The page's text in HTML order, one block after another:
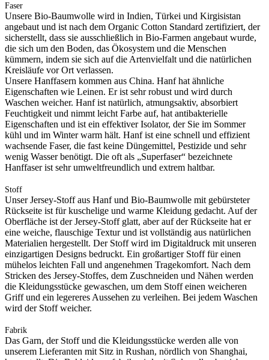
Faser
Unsere Bio-Baumwolle wird in Indien, Türkei und Kirgisistan
angebaut und ist nach dem Organic Cotton Standard zertifiziert, der
sicherstellt, dass sie ausschließlich in Bio-Farmen angebaut wurde,
die sich um den Boden, das Ökosystem und die Menschen
kümmern, indem sie sich auf die Artenvielfalt und die natürlichen
Kreisläufe vor Ort verlassen.
Unsere Hanffasern kommen aus China. Hanf hat ähnliche
Eigenschaften wie Leinen. Er ist sehr robust und wird durch
Waschen weicher. Hanf ist natürlich, atmungsaktiv, absorbiert
Feuchtigkeit und nimmt leicht Farbe auf, hat antibakterielle
Eigenschaften und ist ein effektiver Isolator, der Sie im Sommer
kühl und im Winter warm hält. Hanf ist eine schnell und effizient
wachsende Faser, die fast keine Düngemittel, Pestizide und sehr
wenig Wasser benötigt. Die oft als „Superfaser“ bezeichnete
Hanffaser ist sehr umweltfreundlich und extrem haltbar.
Stoff
Unser Jersey-Stoff aus Hanf und Bio-Baumwolle mit gebürsteter
Rückseite ist für kuschelige und warme Kleidung gedacht. Auf der
Oberfläche ist der Jersey-Stoff glatt, aber auf der Rückseite hat er
eine weiche, flauschige Textur und ist vollständig aus natürlichen
Materialien hergestellt. Der Stoff wird im Digitaldruck mit unseren
einzigartigen Designs bedruckt. Ein großartiger Stoff für einen
mühelos leichten Fall und angenehmen Tragekomfort. Nach dem
Stricken des Jersey-Stoffes, dem Zuschneiden und Nähen werden
die Kleidungsstücke gewaschen, um dem Stoff einen weicheren
Griff und ein legereres Aussehen zu verleihen. Bei jedem Waschen
wird der Stoff weicher.
Fabrik
Das Garn, der Stoff und die Kleidungsstücke werden alle von
unserem Lieferanten mit Sitz in Rushan, nördlich von Shanghai,